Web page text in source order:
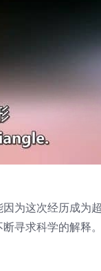
为这次经历成为
寻求科学的解释。